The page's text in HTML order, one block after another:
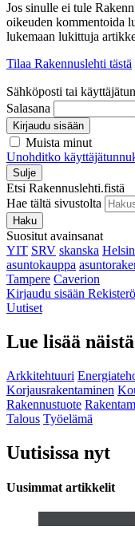
Jos sinulle ei tule
oikeuden kommentoida
lukemaan lukittuja
Tilaa Rakennuslehti tästä
Sähköposti tai
Salasana
Kirjaudu sisään
Muista minut
Unohditko
Sulje
Etsi Rakennuslehti.fistä
Hae tältä sivustolta
Haku
Suositut avainsanat
YIT SRV skanska
asuntokauppa
Tampere Caverion
Kirjaudu sisään
Uutiset
Lue lisää
Arkkitehtuuri
Korjausrakentaminen
Rakennustuote
Talous Työelämä
Uutisissa nyt
Uusimmat artikkelit